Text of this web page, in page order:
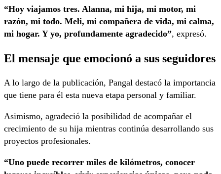
“Hoy viajamos tres. Alanna, mi hija, mi motor, mi
razón, mi todo. Meli, mi compañera de vida, mi calma,
mi hogar. Y yo, profundamente agradecido”, expresó.
El mensaje que emocionó a sus seguidores
A lo largo de la publicación, Pangal destacó la importancia
que tiene para él esta nueva etapa personal y familiar.
Asimismo, agradeció la posibilidad de acompañar el
crecimiento de su hija mientras continúa desarrollando sus
proyectos profesionales.
“Uno puede recorrer miles de kilómetros, conocer